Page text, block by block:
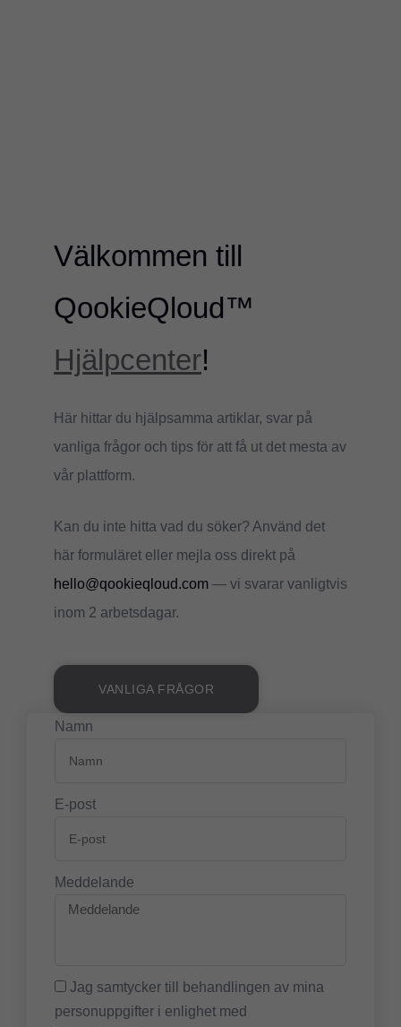
Välkommen till
QookieQloud™
Hjälpcenter!
Här hittar du hjälpsamma artiklar, svar på
vanliga frågor och tips för att få ut det mesta av
vår plattform.
Kan du inte hitta vad du söker? Använd det
här formuläret eller mejla oss direkt på
hello@qookieqloud.com — vi svarar vanligtvis
inom 2 arbetsdagar.
VANLIGA FRÅGOR
Namn
E-post
Meddelande
Jag samtycker till behandlingen av mina
personuppgifter i enlighet med